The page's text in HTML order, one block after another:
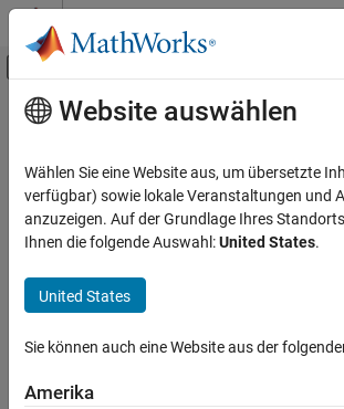
Weiter zum Inhalt
Umschaltung für Off-
Ressource
Hauptinhalt
Website auswählen
Wählen Sie eine Website aus, um übersetzte
verfügbar) sowie lokale Veranstaltungen und
anzuzeigen. Auf der Grundlage Ihres
Ihnen die folgende Auswahl:United States.
United States
Sie können auch eine Website aus der
Amerika